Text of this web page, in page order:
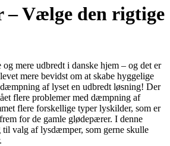
– Vælge den rigtige
mere udbredt i danske hjem – og det er
mere bevidst om at skabe hyggelige
af lyset en udbredt løsning! Der
flere problemer med dæmpning af
flere forskellige typer lyskilder, som er
for de gamle glødepærer. I denne
valg af lysdæmper, som gerne skulle